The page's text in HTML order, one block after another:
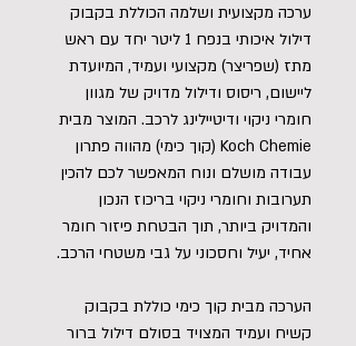
ערכה מקצועית ושלמה הכוללת בקבוק
דילול איכותי בנפח 1 ליטר יחד עם ראש
מתז (שפריצר) מקצועי ועמיד, המיועדת
ליישום, ריסוס ודילול מדויק של מגוון
חומרי ניקוי ודיטיילינג לרכב. המוצר מבית
Koch Chemie (קוך כימי) מהווה פתרון
עבודה מושלם ונוח המאפשר לכם להכין
תערובות וחומרי ניקוי בריכוז הנכון
והמדויק ביותר, תוך הבטחת פיזור חומר
אחיד, יעיל וחסכוני על גבי משטחי הרכב.
הערכה מבית קוך כימי כוללת בקבוק
קשיח ועמיד המצויד בסולם דילול ברור